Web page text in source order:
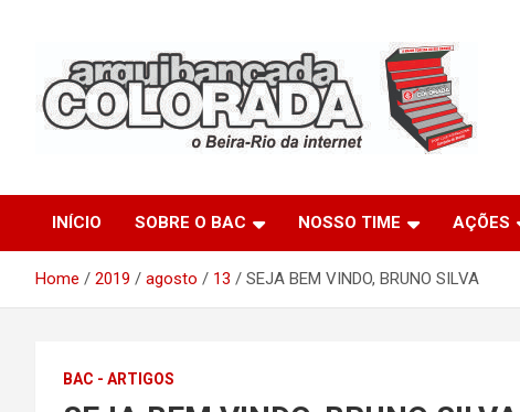
Arquibancada Colorada
INÍCIO SOBRE O BAC NOSSO TIME AÇÕES
Home 2019 agosto 13 SEJA BEM VINDO, BRUNO SILVA
BAC - ARTIGOS